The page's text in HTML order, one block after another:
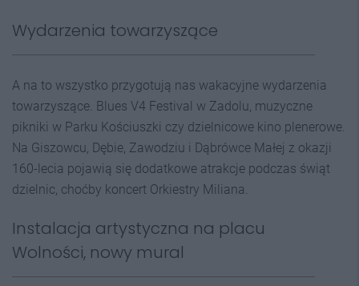
Wydarzenia towarzyszące
A na to wszystko przygotują nas wakacyjne wydarzenia
towarzyszące. Blues V4 Festival w Zadolu, muzyczne
pikniki w Parku Kościuszki czy dzielnicowe kino plenerowe.
Na Giszowcu, Dębie, Zawodziu i Dąbrówce Małej z okazji
160-lecia pojawią się dodatkowe atrakcje podczas świąt
dzielnic, choćby koncert Orkiestry Miliana.
Instalacja artystyczna na placu
Wolności, nowy mural